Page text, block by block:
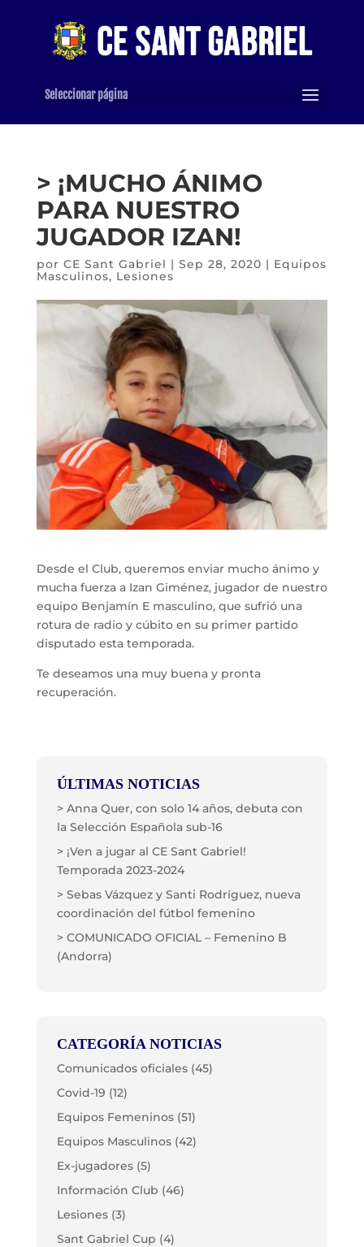
Seleccionar página
> ¡MUCHO ÁNIMO
PARA NUESTRO
JUGADOR IZAN!
por CE Sant Gabriel | Sep 28, 2020 | Equipos
Masculinos, Lesiones
Desde el Club, queremos enviar mucho ánimo y
mucha fuerza a Izan Giménez, jugador de nuestro
equipo Benjamín E masculino, que sufrió una
rotura de radio y cúbito en su primer partido
disputado esta temporada.
Te deseamos una muy buena y pronta
recuperación.
ÚLTIMAS NOTICIAS
> Anna Quer, con solo 14 años, debuta con
la Selección Española sub-16
> ¡Ven a jugar al CE Sant Gabriel!
Temporada 2023-2024
> Sebas Vázquez y Santi Rodríguez, nueva
coordinación del fútbol femenino
> COMUNICADO OFICIAL – Femenino B
(Andorra)
CATEGORÍA NOTICIAS
Comunicados oficiales(45)
Covid-19 (12)
Equipos Femeninos(51)
Equipos Masculinos(42)
Ex-jugadores(5)
Información Club (46)
Lesiones(3)
Sant Gabriel Cup (4)